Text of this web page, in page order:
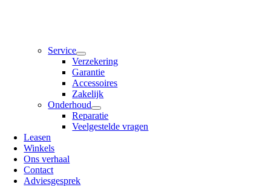
Service
Verzekering
Garantie
Accessoires
Zakelijk
Onderhoud
Reparatie
Veelgestelde vragen
Leasen
Winkels
Ons verhaal
Contact
Adviesgesprek